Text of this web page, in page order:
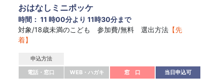
おはなしミニポッケ
時間： 11 時00分より 11時30分まで
対象/18歳未満のこども 参加費/無料 選出方法 【先
着】
申込方法
電話・窓口
WEB・ハガキ 窓 口 当日申込可